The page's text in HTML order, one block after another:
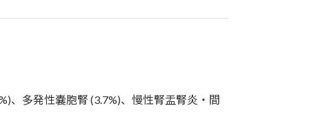
、多発性嚢胞腎 (3.7%)、慢性腎盂腎炎・間